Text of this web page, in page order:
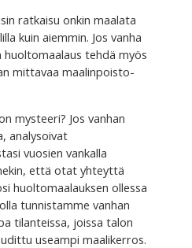
ratkaisu onkin maalata
kuin aiemmin. Jos vanha
huoltomaalaus tehdä myös
mittavaa maalinpoisto-
mysteeri? Jos vanhan
analysoivat
vuosien vankalla
että otat yhteyttä
huoltomaalauksen ollessa
tunnistamme vanhan
tilanteissa, joissa talon
useampi maalikerros.